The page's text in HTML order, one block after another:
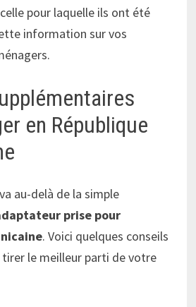
pour laquelle ils ont été
information sur vos
en République
au-delà de la simple
prise pour
. Voici quelques conseils
le meilleur parti de votre